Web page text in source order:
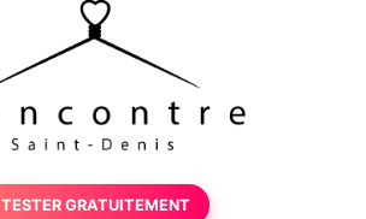
TESTER GRATUITEMENT